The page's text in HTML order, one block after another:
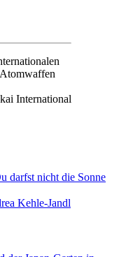
International
darfst nicht die Sonne
Kehle-Jandl